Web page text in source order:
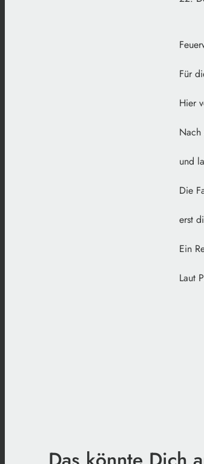
Für
Hier
Nach
und
Die
erst
Ein
Laut